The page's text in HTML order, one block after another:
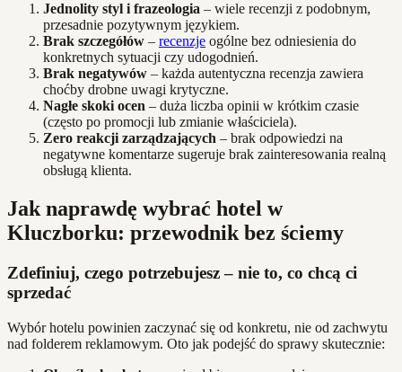
Jednolity styl i frazeologia – wiele recenzji z podobnym,
przesadnie pozytywnym językiem.
Brak szczegółów – recenzje ogólne bez odniesienia do
konkretnych sytuacji czy udogodnień.
Brak negatywów – każda autentyczna recenzja zawiera
choćby drobne uwagi krytyczne.
Nagłe skoki ocen – duża liczba opinii w krótkim czasie
(często po promocji lub zmianie właściciela).
Zero reakcji zarządzających – brak odpowiedzi na
negatywne komentarze sugeruje brak zainteresowania realną
obsługą klienta.
Jak naprawdę wybrać hotel w
Kluczborku: przewodnik bez ściemy
Zdefiniuj, czego potrzebujesz – nie to, co chcą ci
sprzedać
Wybór hotelu powinien zaczynać się od konkretu, nie od zachwytu
nad folderem reklamowym. Oto jak podejść do sprawy skutecznie: